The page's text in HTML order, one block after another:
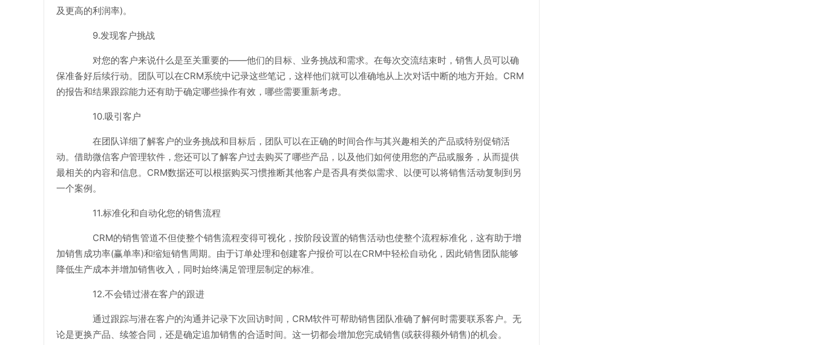
及更高的利润率)。
9.发现客户挑战
对您的客户来说什么是至关重要的——他们的目标、业务挑战和需求。在每次交流结束时，销售人员可以确
保准备好后续行动。团队可以在CRM系统中记录这些笔记，这样他们就可以准确地从上次对话中断的地方开始。CRM
的报告和结果跟踪能力还有助于确定哪些操作有效，哪些需要重新考虑。
10.吸引客户
在团队详细了解客户的业务挑战和目标后，团队可以在正确的时间合作与其兴趣相关的产品或特别促销活
动。借助微信客户管理软件，您还可以了解客户过去购买了哪些产品，以及他们如何使用您的产品或服务，从而提供
最相关的内容和信息。CRM数据还可以根据购买习惯推断其他客户是否具有类似需求、以便可以将销售活动复制到另
一个案例。
11.标准化和自动化您的销售流程
CRM的销售管道不但使整个销售流程变得可视化，按阶段设置的销售活动也使整个流程标准化，这有助于增
加销售成功率(赢单率)和缩短销售周期。由于订单处理和创建客户报价可以在CRM中轻松自动化，因此销售团队能够
降低生产成本并增加销售收入，同时始终满足管理层制定的标准。
12.不会错过潜在客户的跟进
通过跟踪与潜在客户的沟通并记录下次回访时间，CRM软件可帮助销售团队准确了解何时需要联系客户。无
论是更换产品、续签合同，还是确定追加销售的合适时间。这一切都会增加您完成销售(或获得额外销售)的机会。